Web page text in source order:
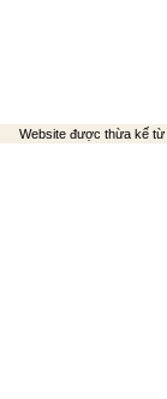
Website được thừa kế từ